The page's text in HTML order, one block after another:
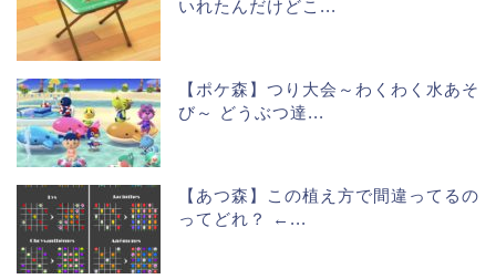
いれたんだけどこ...
【ポケ森】つり大会～わくわく水あそ
び～ どうぶつ達...
【あつ森】この植え方で間違ってるの
ってどれ？ ←...